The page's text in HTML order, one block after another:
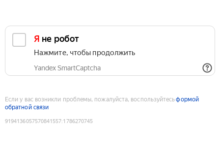
Я не робот
Нажмите, чтобы продолжить
Yandex SmartCaptcha
Если у вас возникли проблемы, пожалуйста, воспользуйтесьформой
обратной связи
9194136057570841557:1786270745